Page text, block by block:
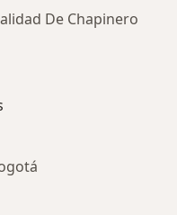
De Chapinero